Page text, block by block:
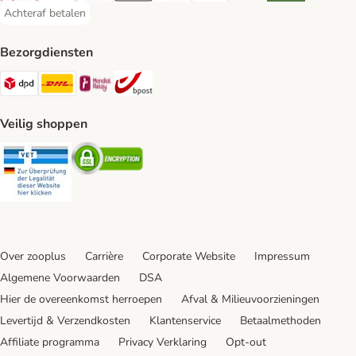
Achteraf betalen
Achteraf betalen Payment Method
Bezorgdiensten
Dpd Shipping Method
DHL Shipping Method
Mondial Relay Shipping Method
Veilig shoppen
Security Security
Over zooplus Carrière Corporate Website
Impressum
Algemene Voorwaarden
DSA
Hier de overeenkomst herroepen
Afval & Milieuvoorzieningen
Levertijd & Verzendkosten
Klantenservice
Betaalmethoden
Affiliate programma
Privacy Verklaring
Opt-out